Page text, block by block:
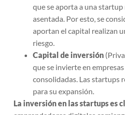
que se aporta a una
asentada. Por esto, se
aportan el capital realizan
riesgo.
Capital de inversión
que se invierte en
consolidadas. Las startups
para su expansión.
La inversión en las startups es